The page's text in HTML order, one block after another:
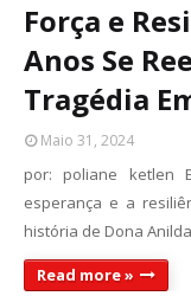
Força e
Anos Se
Tragédia
Maio 31, 2024
por: poliane ketlen
esperança e a
história de Dona
Read more »